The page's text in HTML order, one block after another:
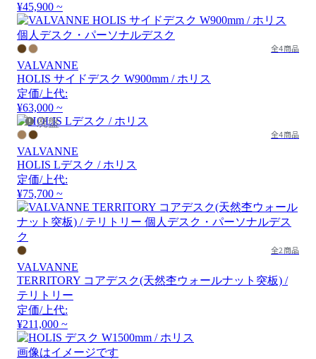
¥45,900 ~
全4商品
VALVANNE
HOLIS サイドデスク W900mm / ホリス
定価/上代:
¥63,000 ~
廃盤
全4商品
VALVANNE
HOLIS Lデスク / ホリス
定価/上代:
¥75,700 ~
全2商品
VALVANNE
TERRITORY コアデスク(天然杢ウォールナット突板) /
テリトリー
定価/上代:
¥211,000 ~
画像はイメージです